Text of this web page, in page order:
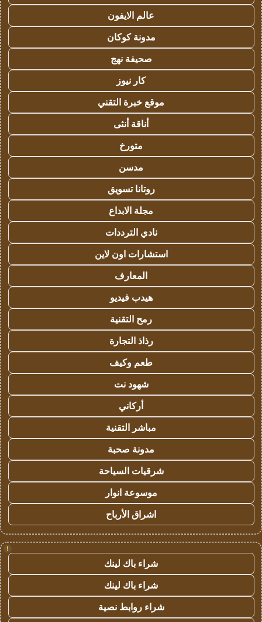
عالم الايفون
مدونة كوكان
صحيفة نهج
كار نيوز
موقع خبرة التقني
أناقة أنثى
متورخ
مدسن
روتانا تسويق
مجلة الابداع
نادي الترددات
استشارات اون لاين
المعارف
هيدب فيديو
رمح التقنية
رذاذ التجارة
طعم وكيف
شهود نت
أركاني
مباشر التقنية
مدونة صحبة
شرقيات السياحة
موسوعة انوار
اشراق الأرباح
!
شراء باك لينك
شراء باك لينك
شراء روابط نصية